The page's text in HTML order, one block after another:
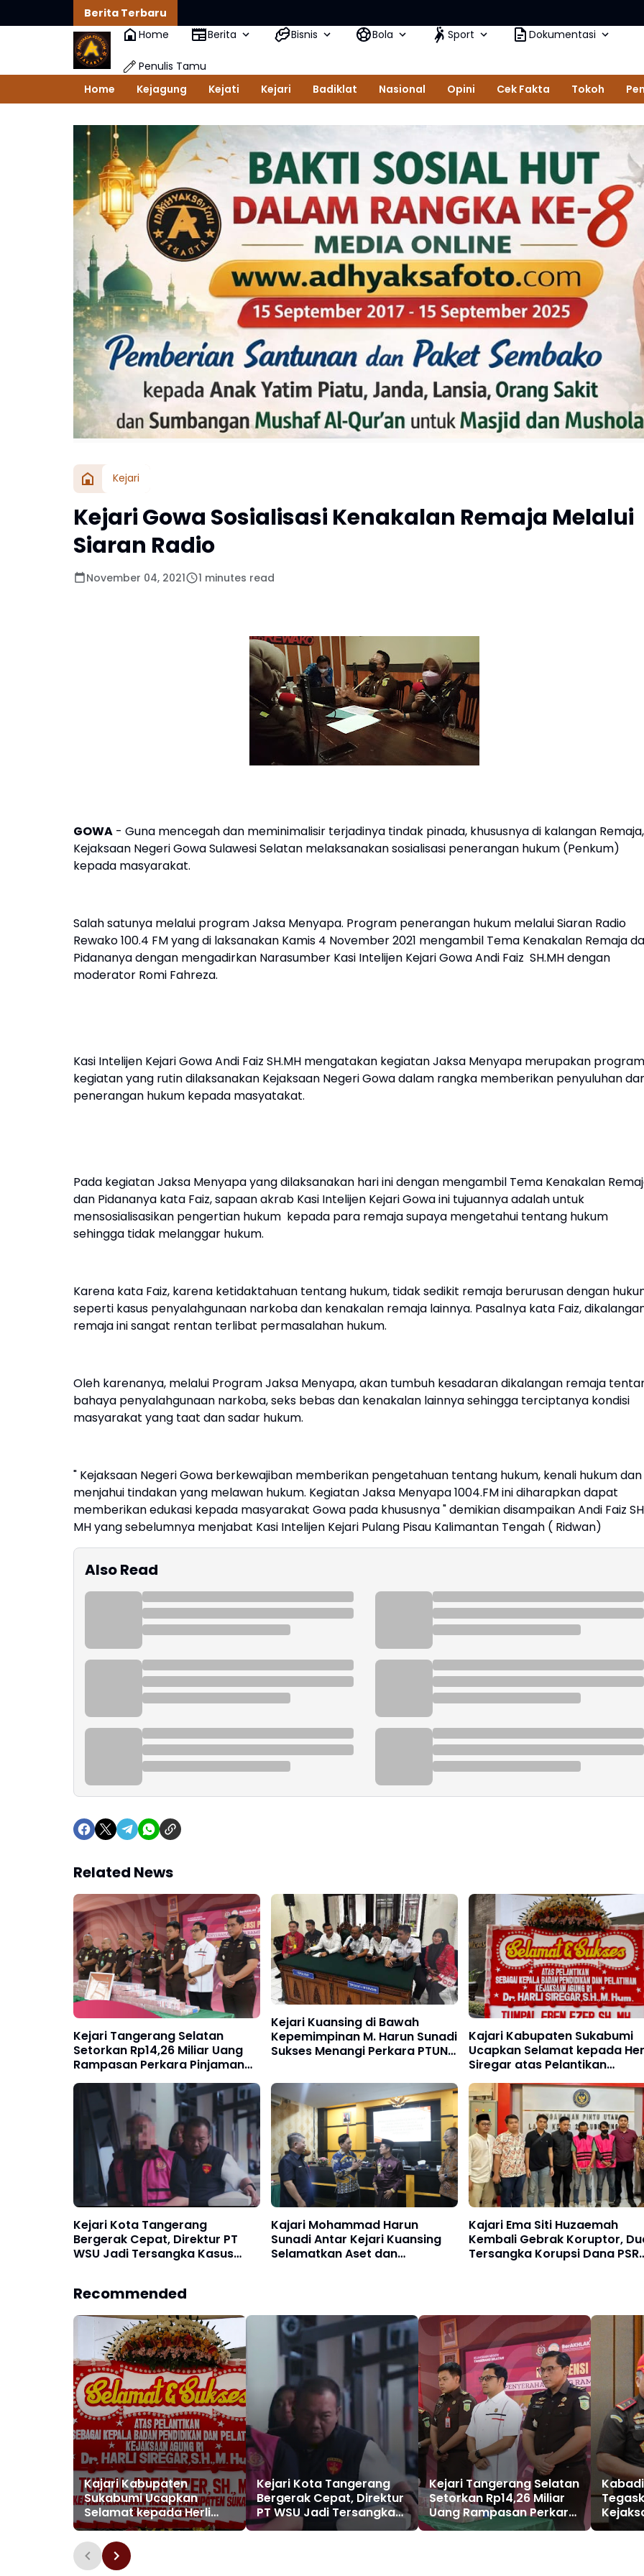
Berita Terbaru
Home
Berita Bisnis Bola Sport Dokumentasi
Penulis Tamu
Home
Kejagung Kejati Kejari Badiklat Nasional Opini Cek Fakta Tokoh
Kejari
Kejari Gowa Sosialisasi Kenakalan Remaja Melalui
Siaran Radio
November 04, 2021 1 minutes read
GOWA - Guna mencegah dan meminimalisir terjadinya tindak pinada, khususnya di kalangan Remaja,
Kejaksaan Negeri Gowa Sulawesi Selatan melaksanakan sosialisasi penerangan hukum (Penkum)
kepada masyarakat.
Salah satunya melalui program Jaksa Menyapa. Program penerangan hukum melalui Siaran Radio
Rewako 100.4 FM yang di laksanakan Kamis 4 November 2021 mengambil Tema Kenakalan Remaja
Pidananya dengan mengadirkan Narasumber Kasi Intelijen Kejari Gowa Andi Faiz SH.MH dengan
moderator Romi Fahreza.
Kasi Intelijen Kejari Gowa Andi Faiz SH.MH mengatakan kegiatan Jaksa Menyapa merupakan program
kegiatan yang rutin dilaksanakan Kejaksaan Negeri Gowa dalam rangka memberikan penyuluhan
penerangan hukum kepada masyatakat.
Pada kegiatan Jaksa Menyapa yang dilaksanakan hari ini dengan mengambil Tema Kenakalan
dan Pidananya kata Faiz, sapaan akrab Kasi Intelijen Kejari Gowa ini tujuannya adalah untuk
mensosialisasikan pengertian hukum kepada para remaja supaya mengetahui tentang hukum
sehingga tidak melanggar hukum.
Karena kata Faiz, karena ketidaktahuan tentang hukum, tidak sedikit remaja berurusan dengan
seperti kasus penyalahgunaan narkoba dan kenakalan remaja lainnya. Pasalnya kata Faiz,
remaja ini sangat rentan terlibat permasalahan hukum.
Oleh karenanya, melalui Program Jaksa Menyapa, akan tumbuh kesadaran dikalangan remaja
bahaya penyalahgunaan narkoba, seks bebas dan kenakalan lainnya sehingga terciptanya kondisi
masyarakat yang taat dan sadar hukum.
" Kejaksaan Negeri Gowa berkewajiban memberikan pengetahuan tentang hukum, kenali hukum dan
menjahui tindakan yang melawan hukum. Kegiatan Jaksa Menyapa 1004.FM ini diharapkan dapat
memberikan edukasi kepada masyarakat Gowa pada khususnya " demikian disampaikan Andi Faiz SH
MH yang sebelumnya menjabat Kasi Intelijen Kejari Pulang Pisau Kalimantan Tengah ( Ridwan)
Also Read
Related News
Kejari Tangerang Selatan
Setorkan Rp14,26 Miliar Uang
Rampasan Perkara Pinjaman
Online Ilegal ke Kas Negara
Kejari Kuansing di Bawah
Kepemimpinan M. Harun Sunadi
Sukses Menangi Perkara PTUN,
Rp22,1 Miliar
Kajari Kabupaten Sukabumi
Ucapkan Selamat kepada
Siregar atas Pelantikan
sebagai Kabadiklat
RI
Kejari Kota Tangerang
Bergerak Cepat, Direktur PT
WSU Jadi Tersangka Kasus
Kajari Mohammad Harun
Sunadi Antar Kejari Kuansing
Selamatkan Aset dan
Kajari Ema Siti Huzaemah
Kembali Gebrak Koruptor,
Tersangka Korupsi Dana PSR
Recommended
Kajari Kabupaten
Sukabumi Ucapkan
Selamat kepada Herli
Siregar atas Pelantikan
sebagai Kabadiklat
Kejaksaan RI
Kejari Kota Tangerang
Bergerak Cepat, Direktur
PT WSU Jadi Tersangka
Kasus Dugaan Korupsi
Kejari Tangerang Selatan
Setorkan Rp14,26 Miliar
Uang Rampasan Perkara
Pinjaman Online Ilegal ke